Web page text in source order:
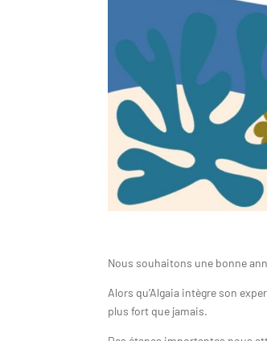
Nous souhaitons une bonne
Alors qu’Algaia intègre son
plus fort que jamais.